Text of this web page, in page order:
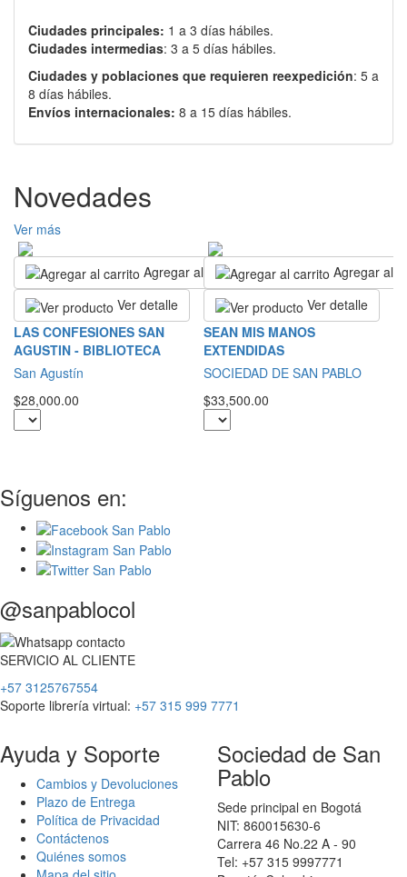
Ciudades principales: 1 a 3 días hábiles.
Ciudades intermedias: 3 a 5 días hábiles.
Ciudades y poblaciones que requieren reexpedición: 5 a
8 días hábiles.
Envíos internacionales: 8 a 15 días hábiles.
Novedades
Ver más
Agregar al carrito
Ver detalle
LAS CONFESIONES SAN
AGUSTIN - BIBLIOTECA
San Agustín
$28,000.00
Agregar al
Ver detalle
SEAN MIS MANOS
EXTENDIDAS
SOCIEDAD DE SAN PABLO
$33,500.00
Síguenos en:
@sanpablocol
SERVICIO AL CLIENTE
+57 3125767554
Soporte librería virtual: +57 315 999 7771
Ayuda y Soporte
Cambios y Devoluciones
Plazo de Entrega
Política de Privacidad
Contáctenos
Quiénes somos
Sociedad de San
Pablo
Sede principal en Bogotá
NIT: 860015630-6
Carrera 46 No.22 A - 90
Tel: +57 315 9997771